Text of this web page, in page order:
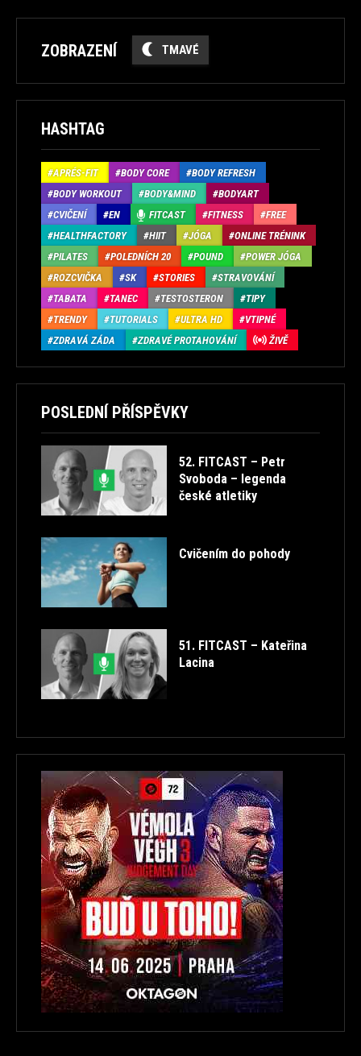
ZOBRAZENÍ TMAVÉ
HASHTAG
APRÉS-FIT BODY CORE
BODY REFRESH
BODY WORKOUT
BODY&MIND
BODYART
CVIČENÍ
EN FITCAST FITNESS
FREE
HEALTHFACTORY
HIIT JÓGA
ONLINE TRÉNINK
PILATES
POLEDNÍCH 20 POUND
POWER JÓGA
ROZCVIČKA
SK STORIES
STRAVOVÁNÍ
TABATA
TANEC TESTOSTERON
TIPY
TRENDY
TUTORIALS ULTRA HD
VTIPNÉ
ZDRAVÁ ZÁDA
ZDRAVÉ PROTAHOVÁNÍ ŽIVĚ
POSLEDNÍ PŘÍSPĚVKY
52. FITCAST – Petr
Svoboda – legenda
české atletiky
Cvičením do pohody
51. FITCAST – Kateřina
Lacina